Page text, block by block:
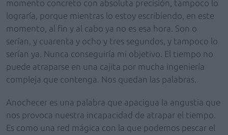
momento concreto con absoluta precisión, tampoco lo
lograría, porque mientras lo estoy escribiendo, en este
momento, al fin y al cabo ya no es esa hora. Son o
serían, y cuarenta y ocho y tres segundos, y tampoco lo
serían ya. Nunca conseguiría mi objetivo. El tiempo no
puede atraparse en una cajita por mucha ingeniería
compleja que contenga. Nos quedan las palabras.
Anochecer es una palabra que apacigua la angustia que
nos provoca nuestra incapacidad de atrapar el tiempo.
Es como una red mágica con la que podemos pescar el